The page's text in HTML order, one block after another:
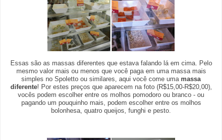
Essas são as massas diferentes que estava falando lá em cima. Pelo
mesmo valor mais ou menos que você paga em uma massa mais
simples no Spoletto ou similares, aqui você come uma massa
diferente! Por estes preços que aparecem na foto (R$15,00-R$20,00),
vocês podem escolher entre os molhos pomodoro ou branco - ou
pagando um pouquinho mais, podem escolher entre os molhos
bolonhesa, quatro queijos, funghi e pesto.